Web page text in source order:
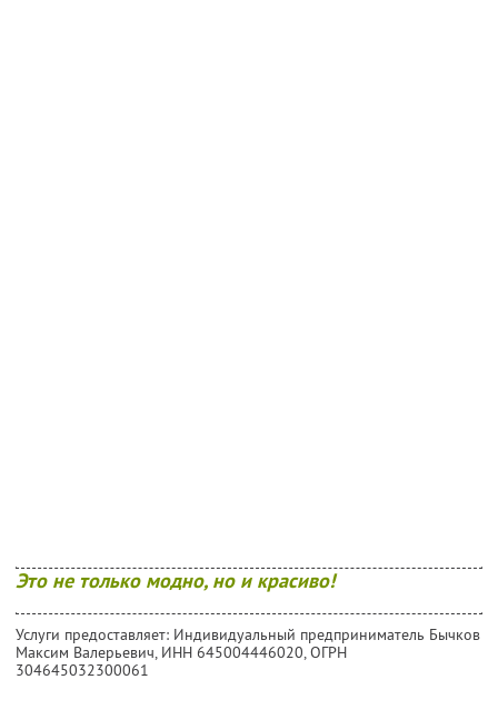
Это не только модно, но и красиво!
Услуги предоставляет: Индивидуальный предприниматель Бычков
Максим Валерьевич, ИНН 645004446020, ОГРН
304645032300061